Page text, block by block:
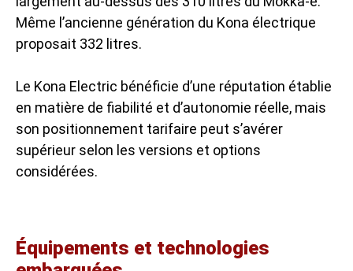
Même l’ancienne génération du Kona électrique
proposait 332 litres.
Le Kona Electric bénéficie d’une réputation établie
en matière de fiabilité et d’autonomie réelle, mais
son positionnement tarifaire peut s’avérer
supérieur selon les versions et options
considérées.
Équipements et technologies